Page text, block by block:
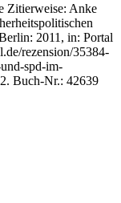
Zitierweise: Anke
2011, in: Portal
rezension/35384-
spd-im-
Buch-Nr.: 42639